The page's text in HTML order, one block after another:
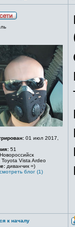
01 июл 2017,
51
Новороссийск
Toyota Vista Ardeo
диванчик =)
блог (1)
к началу